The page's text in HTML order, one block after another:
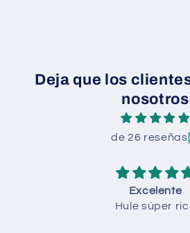
Deja que los
nosotros
de 26 reseñas
Todo
Todo